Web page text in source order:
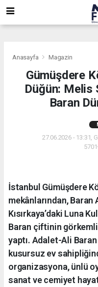
Anasayfa Magazin
Gümüşdere
Düğün: Melis
Baran
27.06.2026 - 13:31,
İstanbul Gümüşdere
mekânlarından, Baran
Kısırkaya’daki Luna
Baran çiftinin
yaptı. Adalet-Ali
kusursuz ev
organizasyona, ünlü
sanat ve cemiyet